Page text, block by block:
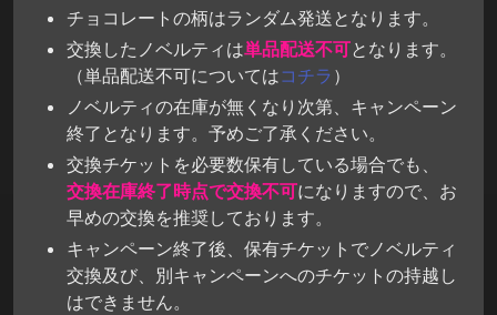
チョコレートの柄はランダム発送となります。
交換したノベルティは単品配送不可となります。
（単品配送不可についてはコチラ ）
ノベルティの在庫が無くなり次第、キャンペーン
終了となります。予めご了承ください。
交換チケットを必要数保有している場合でも、
交換在庫終了時点で交換不可になりますので、お
早めの交換を推奨しております。
キャンペーン終了後、保有チケットでノベルティ
交換及び、別キャンペーンへのチケットの持越し
はできません。